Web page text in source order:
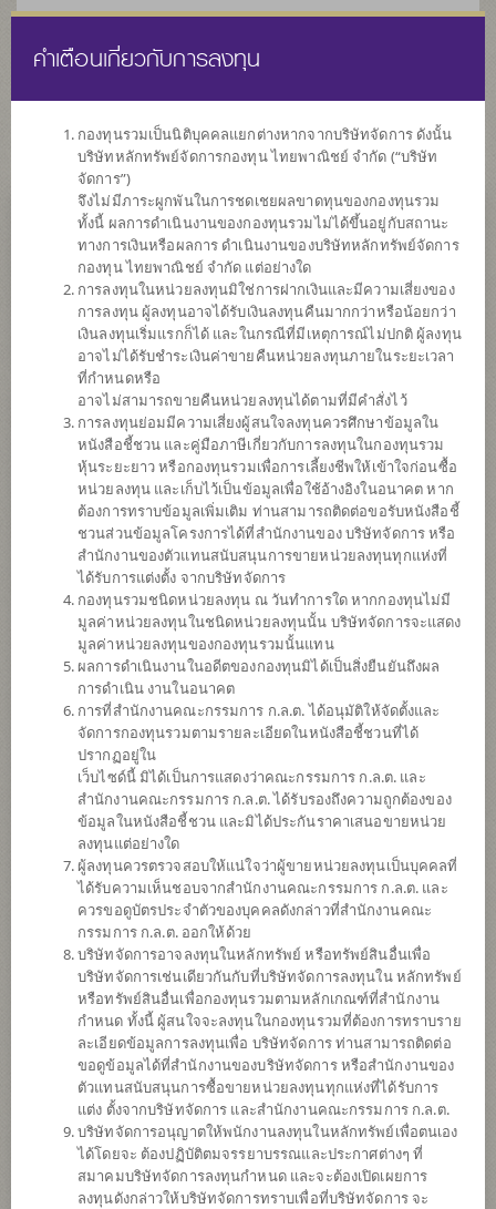
หน้าแรก รายการกองทุน ข้อมูลกองทุน
ค้นหากองทุนดีๆ กับ scbam
กองทุนเปิดไทยพาณิชย์ เอเชียแปซิฟิค อินคัม
พลัส
ห้ามขายผู้ลงทุนรายย่อย (ชนิดสะสมมูลค่า)
SCBAPLUSA
SHARE
ความเสี่ยงปานกลาง
ค่อนข้างสูง
5
ตั้งแต่ต้นปี
+6.95%
ข้อมูล ณวันที่ 5 สิงหาคม 2569
คำเตือนเกี่ยวกับการลงทุน
กองทุนรวมเป็นนิติบุคคลแยกต่างหากจากบริษัทจัดการ ดังนั้น
บริษัทหลักทรัพย์จัดการกองทุน ไทยพาณิชย์ จำกัด (“บริษัท
จัดการ”)
จึงไม่มีภาระผูกพันในการชดเชยผลขาดทุนของกองทุนรวม
ทั้งนี้ ผลการดำเนินงานของกองทุนรวมไม่ได้ขึ้นอยู่กับสถานะ
ทางการเงินหรือผลการ ดำเนินงานของบริษัทหลักทรัพย์จัดการ
กองทุน ไทยพาณิชย์ จำกัด แต่อย่างใด
การลงทุนในหน่วยลงทุนมิใช่การฝากเงินและมีความเสี่ยงของ
การลงทุน ผู้ลงทุนอาจได้รับเงินลงทุนคืนมากกว่าหรือน้อยกว่า
เงินลงทุนเริ่มแรกก็ได้ และในกรณีที่มีเหตุการณ์ไม่ปกติ ผู้ลงทุน
อาจไม่ได้รับชำระเงินค่าขายคืนหน่วยลงทุนภายในระยะเวลา
ที่กำหนดหรือ
อาจไม่สามารถขายคืนหน่วยลงทุนได้ตามที่มีคำสั่งไว้
การลงทุนย่อมมีความเสี่ยงผู้สนใจลงทุนควรศึกษาข้อมูลใน
หนังสือชี้ชวน และคู่มือภาษีเกี่ยวกับการลงทุนในกองทุนรวม
หุ้นระยะยาว หรือกองทุนรวมเพื่อการเลี้ยงชีพให้เข้าใจก่อนซื้อ
หน่วยลงทุน และเก็บไว้เป็นข้อมูลเพื่อใช้อ้างอิงในอนาคต หาก
ต้องการทราบข้อมูลเพิ่มเติม ท่านสามารถติดต่อขอรับหนังสือชี้
ชวนส่วนข้อมูลโครงการได้ที่สำนักงานของ บริษัทจัดการ หรือ
สำนักงานของตัวแทนสนับสนุนการขายหน่วยลงทุนทุกแห่งที่
ได้รับการแต่งตั้ง จากบริษัทจัดการ
กองทุนรวมชนิดหน่วยลงทุน ณ วันทำการใด หากกองทุนไม่มี
มูลค่าหน่วยลงทุนในชนิดหน่วยลงทุนนั้น บริษัทจัดการจะแสดง
มูลค่าหน่วยลงทุนของกองทุนรวมนั้นแทน
ผลการดำเนินงานในอดีตของกองทุนมิได้เป็นสิ่งยืนยันถึงผล
การดำเนิน งานในอนาคต
การที่สำนักงานคณะกรรมการ ก.ล.ต. ได้อนุมัติให้จัดตั้งและ
จัดการกองทุนรวมตามรายละเอียดในหนังสือชี้ชวนที่ได้
ปรากฏอยู่ใน
เว็บไซด์นี้ มิได้เป็นการแสดงว่าคณะกรรมการ ก.ล.ต. และ
สำนักงานคณะกรรมการ ก.ล.ต. ได้รับรองถึงความถูกต้องของ
ข้อมูลในหนังสือชี้ชวน และมิได้ประกันราคาเสนอขายหน่วย
ลงทุนแต่อย่างใด
ผู้ลงทุนควรตรวจสอบให้แน่ใจว่าผู้ขายหน่วยลงทุนเป็นบุคคลที่
ได้รับความเห็นชอบจากสำนักงานคณะกรรมการ ก.ล.ต. และ
ควรขอดูบัตรประจำตัวของบุคคลดังกล่าวที่สำนักงานคณะ
กรรมการ ก.ล.ต. ออกให้ด้วย
บริษัทจัดการอาจลงทุนในหลักทรัพย์ หรือทรัพย์สินอื่นเพื่อ
บริษัทจัดการเช่นเดียวกันกับที่บริษัทจัดการลงทุนใน หลักทรัพย์
หรือทรัพย์สินอื่นเพื่อกองทุนรวมตามหลักเกณฑ์ที่สำนักงาน
กำหนด ทั้งนี้ ผู้สนใจจะลงทุนในกองทุนรวมที่ต้องการทราบราย
ละเอียดข้อมูลการลงทุนเพื่อ บริษัทจัดการ ท่านสามารถติดต่อ
ขอดูข้อมูลได้ที่สำนักงานของบริษัทจัดการ หรือสำนักงานของ
ตัวแทนสนับสนุนการซื้อขายหน่วยลงทุนทุกแห่งที่ได้รับการ
แต่ง ตั้งจากบริษัทจัดการ และสำนักงานคณะกรรมการ ก.ล.ต.
บริษัทจัดการอนุญาตให้พนักงานลงทุนในหลักทรัพย์เพื่อตนเอง
ได้โดยจะ ต้องปฏิบัติตมจรรยาบรรณและประกาศต่างๆ ที่
สมาคมบริษัทจัดการลงทุนกำหนด และจะต้องเปิดเผยการ
ลงทุนดังกล่าวให้บริษัทจัดการทราบเพื่อที่บริษัทจัดการ จะ